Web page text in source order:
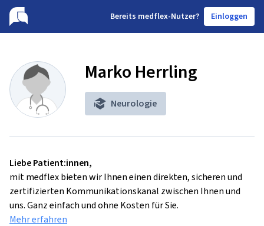
Bereits medflex-Nutzer? Einloggen
Marko Herrling
Neurologie
Liebe Patient:innen,
mit medflex bieten wir Ihnen einen direkten, sicheren und
zertifizierten Kommunikationskanal zwischen Ihnen und
uns. Ganz einfach und ohne Kosten für Sie.
Mehr erfahren